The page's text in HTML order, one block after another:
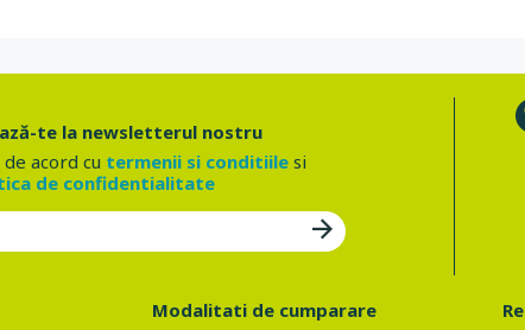
te la newsletterul nostru
de acord cu termenii si conditiilesi
de confidentialitate
Modalitati de cumparare